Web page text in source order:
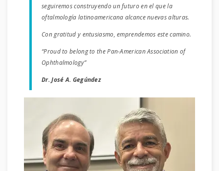
seguiremos construyendo un futuro en el que la
oftalmología latinoamericana alcance nuevas alturas.
Con gratitud y entusiasmo, emprendemos este camino.
“Proud to belong to the Pan-American Association of
Ophthalmology”
Dr. José A. Gegúndez